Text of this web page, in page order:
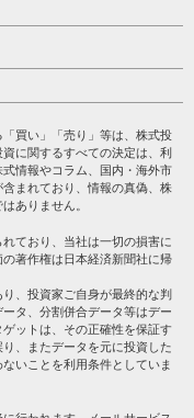
買い」「売り」等は、株式投
に関するすべての決定は、利
情報やコラム、国内・海外市
まれており、情報の真偽、株
ありません。
ており、当社は一切の損害に
著作権は日本経済新聞社に帰
、投資家ご自身が最終的な判
タ、分割併合データ等はデー
ットは、その正確性を保証す
、またデータを元に投資した
いことを利用条件としていま